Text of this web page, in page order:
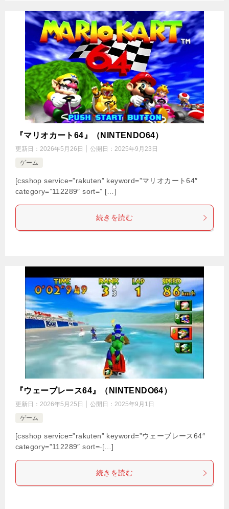
『マリオカート64』（NINTENDO64）
更新日： 2026年5月26日 公開日： 2025年9月23日
ゲーム
[csshop service=”rakuten” keyword=”マリオカート64″
category=”112289″ sort=” […]
続きを読む
『ウェーブレース64』（NINTENDO64）
更新日： 2026年5月25日 公開日： 2025年9月1日
ゲーム
[csshop service=”rakuten” keyword=”ウェーブレース64″
category=”112289″ sort=̶ […]
続きを読む